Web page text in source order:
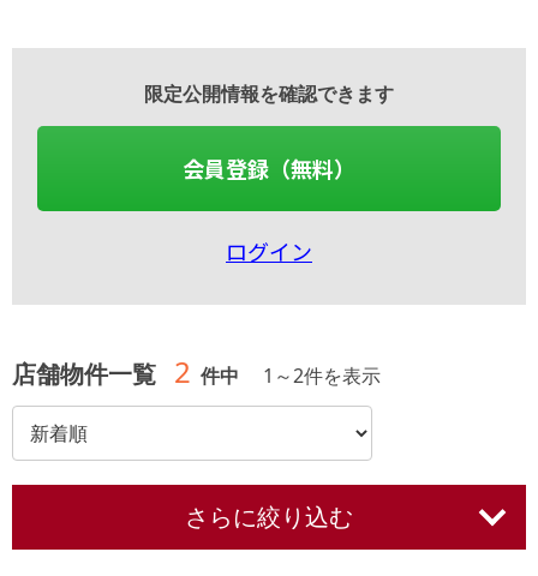
限定公開情報を確認できます
会員登録（無料）
ログイン
店舗物件一覧 2 件中 1 ～2件を表示
さらに絞り込む